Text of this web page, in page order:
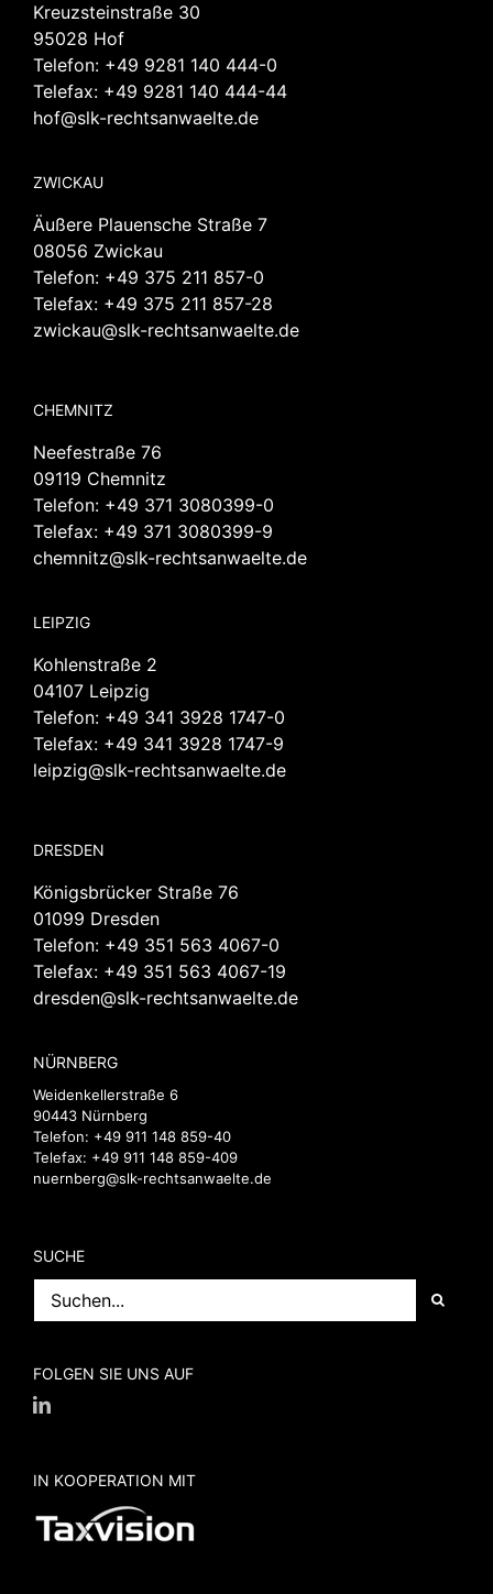
Kreuzsteinstraße 30
95028 Hof
Telefon: +49 9281 140 444-0
Telefax: +49 9281 140 444-44
hof@slk-rechtsanwaelte.de
ZWICKAU
Äußere Plauensche Straße 7
08056 Zwickau
Telefon: +49 375 211 857-0
Telefax: +49 375 211 857-28
zwickau@slk-rechtsanwaelte.de
CHEMNITZ
Neefestraße 76
09119 Chemnitz
Telefon: +49 371 3080399-0
Telefax: +49 371 3080399-9
chemnitz@slk-rechtsanwaelte.de
LEIPZIG
Kohlenstraße 2
04107 Leipzig
Telefon: +49 341 3928 1747-0
Telefax: +49 341 3928 1747-9
leipzig@slk-rechtsanwaelte.de
DRESDEN
Königsbrücker Straße 76
01099 Dresden
Telefon: +49 351 563 4067-0
Telefax: +49 351 563 4067-19
dresden@slk-rechtsanwaelte.de
NÜRNBERG
Weidenkellerstraße 6
90443 Nürnberg
Telefon: +49 911 148 859-40
Telefax: +49 911 148 859-409
nuernberg@slk-rechtsanwaelte.de
SUCHE
nach:
FOLGEN SIE UNS AUF
IN KOOPERATION MIT